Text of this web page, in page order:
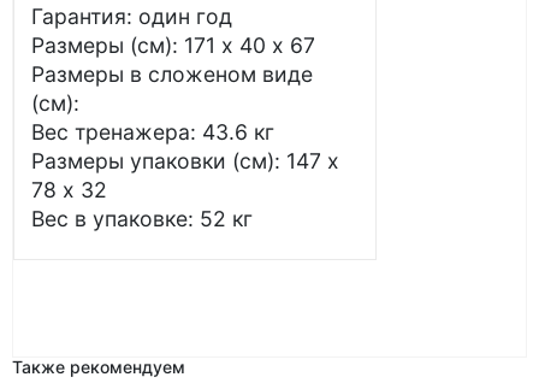
Гарантия: один год
Размеры (см): 171 х 40 х 67
Размеры в сложеном виде
(см):
Вес тренажера: 43.6 кг
Размеры упаковки (см): 147 х
78 х 32
Вес в упаковке: 52 кг
Также рекомендуем